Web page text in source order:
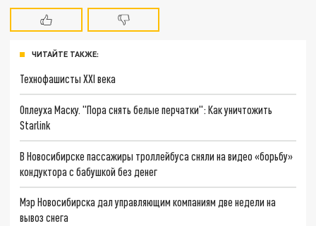
ЧИТАЙТЕ ТАКЖЕ:
Технофашисты XXI века
Оплеуха Маску. "Пора снять белые перчатки": Как уничтожить
Starlink
В Новосибирске пассажиры троллейбуса сняли на видео «борьбу»
кондуктора с бабушкой без денег
Мэр Новосибирска дал управляющим компаниям две недели на
вывоз снега